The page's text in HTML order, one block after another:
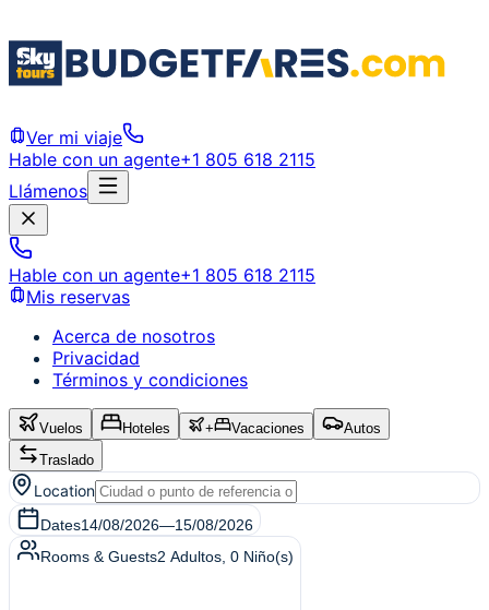
Ver mi viaje
Hable con un agente+1 805 618 2115
Llámenos
Hable con un agente+1 805 618 2115
Mis reservas
Acerca de nosotros
Privacidad
Términos y condiciones
Vuelos Hoteles + Vacaciones
Autos
Traslado
Location
Dates14/08/2026—15/08/2026
Rooms & Guests2 Adultos 0 Niño(s)